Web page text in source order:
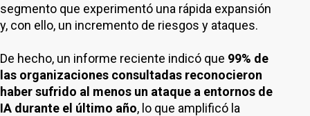
segmento que experimentó una rápida expansión
y, con ello, un incremento de riesgos y ataques.
De hecho, un informe reciente indicó que 99% de
las organizaciones consultadas reconocieron
haber sufrido al menos un ataque a entornos de
IA durante el último año, lo que amplificó la